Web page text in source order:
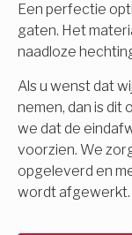
Een perfectie
gaten. Het
naadloze
Als u wenst dat
nemen, dan is dit
we dat de
voorzien. We
opgeleverd en
wordt afgewerkt.